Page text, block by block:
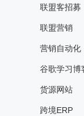
联盟客招募
联盟营销
营销自动化
谷歌学习博
货源网站
跨境ERP